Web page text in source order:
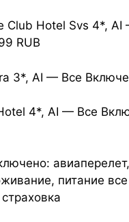
Club Hotel Svs 4*, AI
RUB
3*, AI — Все
4*, AI — Все
авиаперелет,
питание все